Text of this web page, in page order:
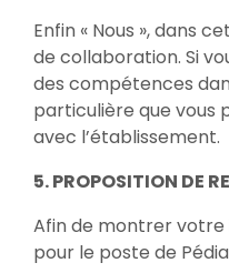
Enfin « Nous », dans
de collaboration. Si
des compétences
particulière que vous
avec l’établissement.
5. PROPOSITION DE
Afin de montrer
pour le poste de